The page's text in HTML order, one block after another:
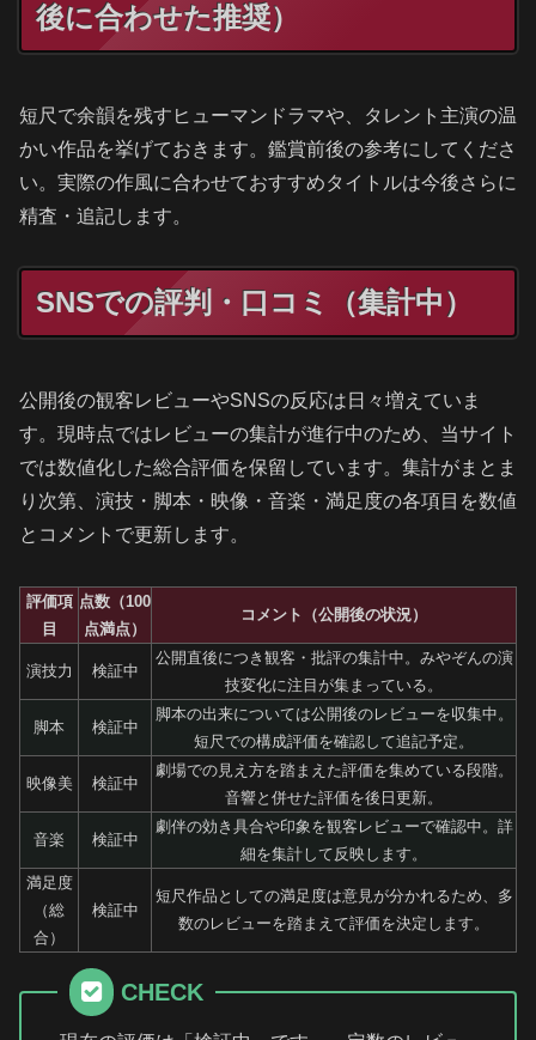
後に合わせた推奨）
短尺で余韻を残すヒューマンドラマや、タレント主演の温
かい作品を挙げておきます。鑑賞前後の参考にしてくださ
い。実際の作風に合わせておすすめタイトルは今後さらに
精査・追記します。
SNSでの評判・口コミ（集計中）
公開後の観客レビューやSNSの反応は日々増えていま
す。現時点ではレビューの集計が進行中のため、当サイト
では数値化した総合評価を保留しています。集計がまとま
り次第、演技・脚本・映像・音楽・満足度の各項目を数値
とコメントで更新します。
評価項
目
点数（100
点満点）
コメント（公開後の状況）
演技力 検証中
公開直後につき観客・批評の集計中。みやぞんの演
技変化に注目が集まっている。
脚本 検証中
脚本の出来については公開後のレビューを収集中。
短尺での構成評価を確認して追記予定。
映像美 検証中
劇場での見え方を踏まえた評価を集めている段階。
音響と併せた評価を後日更新。
音楽 検証中
劇伴の効き具合や印象を観客レビューで確認中。詳
細を集計して反映します。
満足度
（総
合）
検証中
短尺作品としての満足度は意見が分かれるため、多
数のレビューを踏まえて評価を決定します。
CHECK